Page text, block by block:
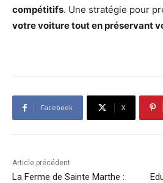
compétitifs. Une stratégie pour
votre voiture tout en préservant
Facebook X
Article précédent
La Ferme de Sainte Marthe :